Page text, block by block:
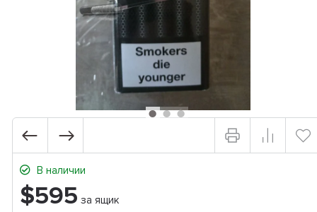
В наличии
$595 за ящик